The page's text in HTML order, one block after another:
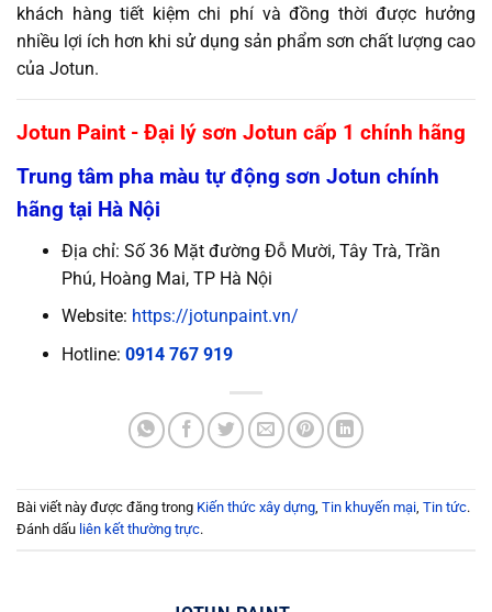
khách hàng tiết kiệm chi phí và đồng thời được hưởng
nhiều lợi ích hơn khi sử dụng sản phẩm sơn chất lượng cao
của Jotun.
Jotun Paint - Đại lý sơn Jotun cấp 1 chính hãng
Trung tâm pha màu tự động sơn Jotun chính
hãng tại Hà Nội
Địa chỉ: Số 36 Mặt đường Đỗ Mười, Tây Trà, Trần
Phú, Hoàng Mai, TP Hà Nội
Website: https://jotunpaint.vn/
Hotline: 0914 767 919
Bài viết này được đăng trong Kiến thức xây dựng, Tin khuyến mại, Tin tức.
Đánh dấu liên kết thường trực.